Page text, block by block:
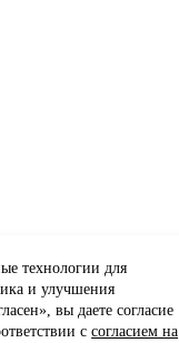
технологии для
и улучшения
вы даете согласие
ссогласием на